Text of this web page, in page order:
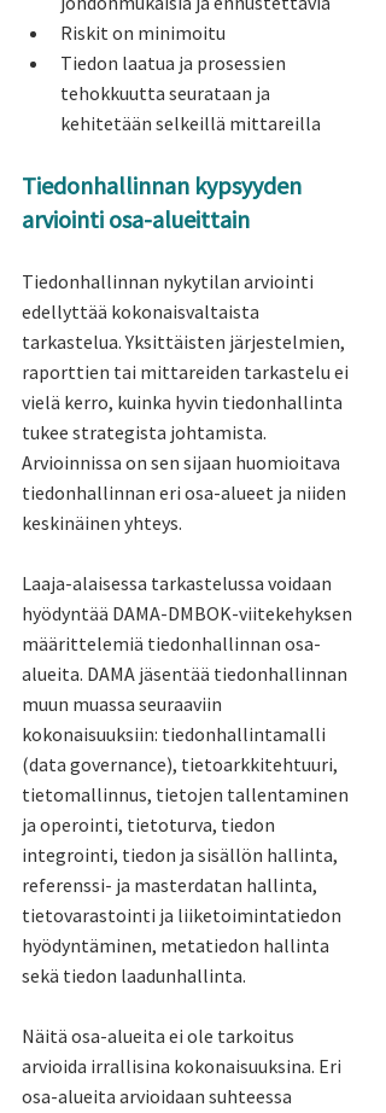
Riskit on minimoitu
Tiedon laatua ja prosessien
tehokkuutta seurataan ja
kehitetään selkeillä mittareilla
Tiedonhallinnan kypsyyden
arviointi osa-alueittain
Tiedonhallinnan nykytilan arviointi
edellyttää kokonaisvaltaista
tarkastelua. Yksittäisten järjestelmien,
raporttien tai mittareiden tarkastelu ei
vielä kerro, kuinka hyvin tiedonhallinta
tukee strategista johtamista.
Arvioinnissa on sen sijaan huomioitava
tiedonhallinnan eri osa-alueet ja niiden
keskinäinen yhteys.
Laaja-alaisessa tarkastelussa voidaan
hyödyntää DAMA-DMBOK-viitekehyksen
määrittelemiä tiedonhallinnan osa-
alueita. DAMA jäsentää tiedonhallinnan
muun muassa seuraaviin
kokonaisuuksiin: tiedonhallintamalli
(data governance), tietoarkkitehtuuri,
tietomallinnus, tietojen tallentaminen
ja operointi, tietoturva, tiedon
integrointi, tiedon ja sisällön hallinta,
referenssi- ja masterdatan hallinta,
tietovarastointi ja liiketoimintatiedon
hyödyntäminen, metatiedon hallinta
sekä tiedon laadunhallinta.
Näitä osa-alueita ei ole tarkoitus
arvioida irrallisina kokonaisuuksina. Eri
osa-alueita arvioidaan suhteessa